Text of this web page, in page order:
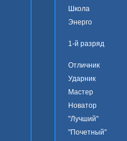
Школа
Энерго
1-й разряд
Отличник
Ударник
Мастер
Новатор
"Лучший"
"Почетный"